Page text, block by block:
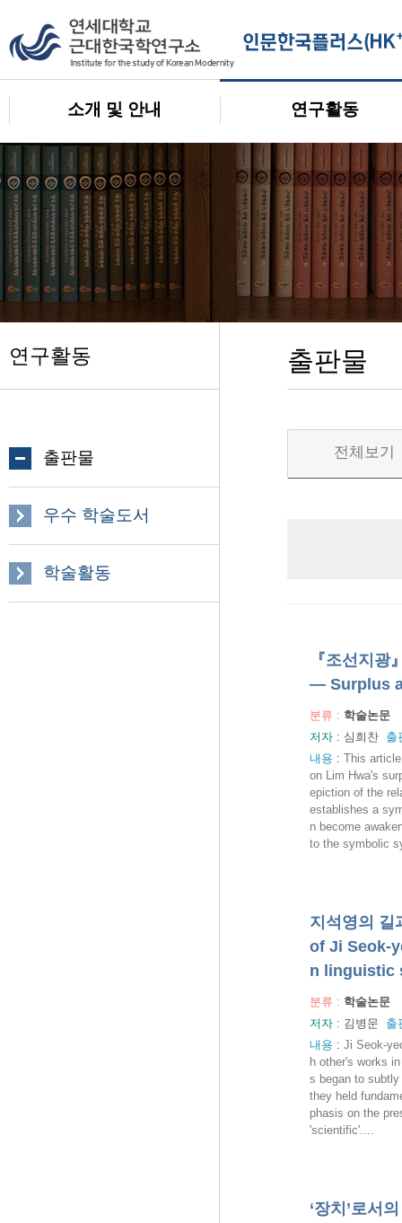
소개 및 안내 연구활동
연구활동
출판물
우수 학술도서
학술활동
출판물
전체보기
『조선지
— Surplus
분류 : 학술논문
저자 : 심희찬 출
내용 : This
on Lim Hwa's
epiction of the
establishes a
n become
to the symbolic
지석영의 길
of Ji Seok-
n linguistic
분류 : 학술논문
저자 : 김병문
출
내용 : Ji Seok-
h other's works
s began to
they held
phasis on the
'scientific'....
‘장치’로서